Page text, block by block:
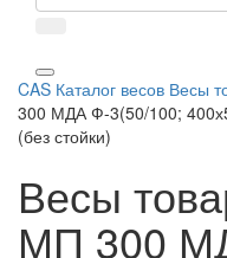
CAS Каталог весов Весы
300 МДА Ф-3(50/100;
(без стойки)
Весы
МП 300